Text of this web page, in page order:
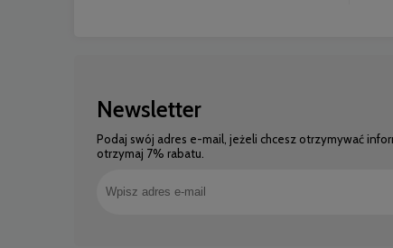
Newsletter
Podaj swój adres e-mail, jeżeli chcesz otrzymywać
otrzymaj 7% rabatu.